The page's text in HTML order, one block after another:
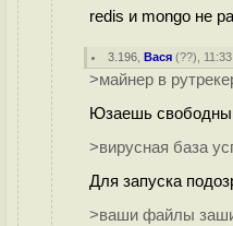
redis и mongo не
3.196 ,Вася (??),
>майнер в
Юзаешь
>вирусная база
Для запуска
>ваши файлы